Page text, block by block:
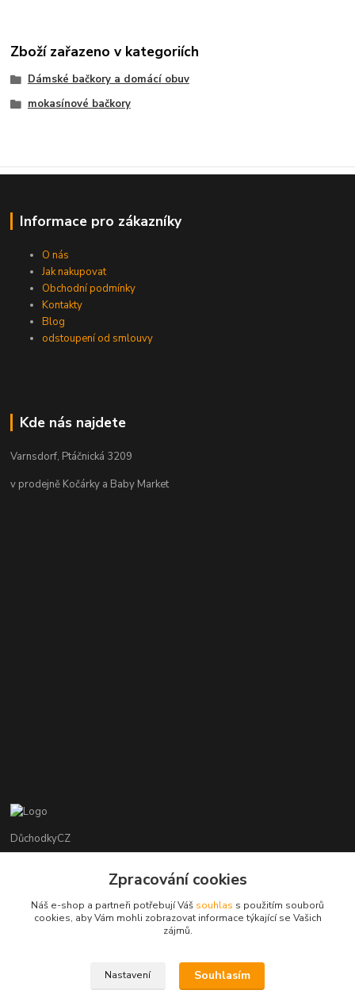
Zboží zařazeno v kategoriích
Dámské bačkory a domácí obuv
mokasínové bačkory
Informace pro zákazníky
O nás
Jak nakupovat
Obchodní podmínky
Kontakty
Blog
odstoupení od smlouvy
Kde nás najdete
Varnsdorf, Ptáčnická 3209
v prodejně Kočárky a Baby Market
DůchodkyCZ
+420 412384749
objednavky@duchodky.cz
Zpracování cookies
Náš e-shop a partneři potřebují Váš souhlas s použitím souborů
cookies, aby Vám mohli zobrazovat informace týkající se Vašich
zájmů.
Nastavení Souhlasím